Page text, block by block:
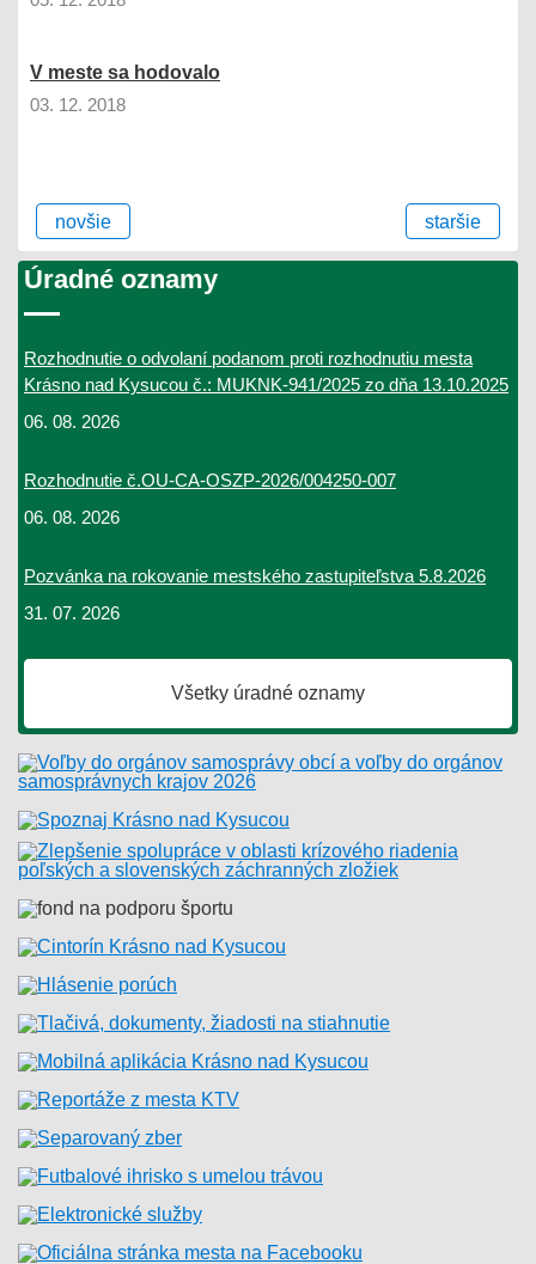
V meste sa hodovalo
03. 12. 2018
novšie staršie
Úradné oznamy
Rozhodnutie o odvolaní podanom proti rozhodnutiu mesta
Krásno nad Kysucou č.: MUKNK-941/2025 zo dňa 13.10.2025
06. 08. 2026
Rozhodnutie č.OU-CA-OSZP-2026/004250-007
06. 08. 2026
Pozvánka na rokovanie mestského zastupiteľstva 5.8.2026
31. 07. 2026
Všetky úradné oznamy